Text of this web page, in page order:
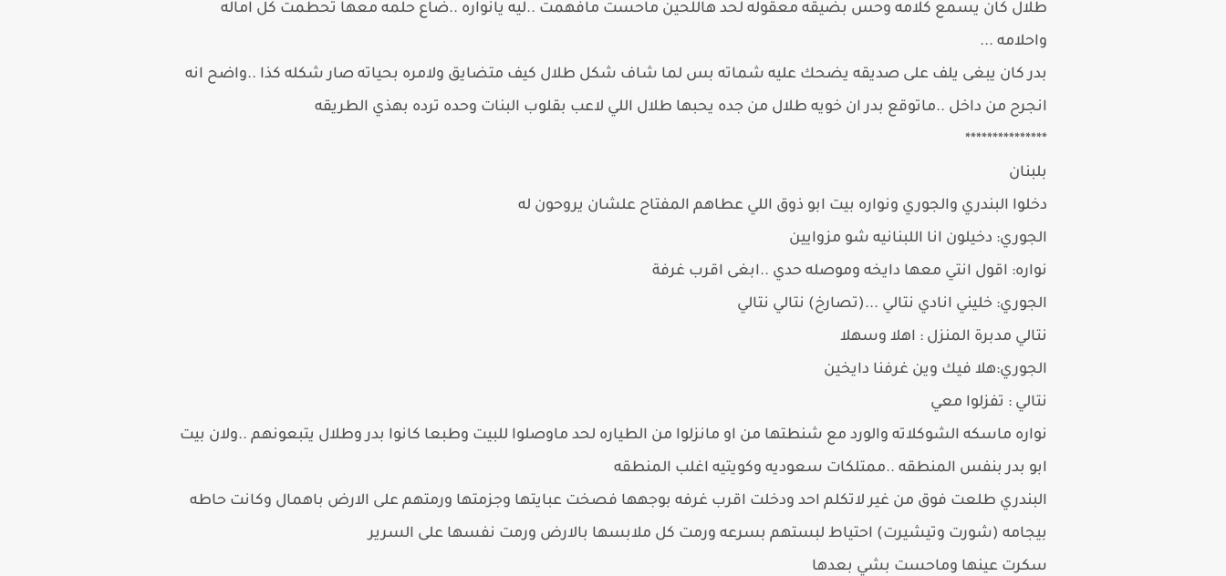
طلال كان يسمع كلامه وحس بضيقه معقوله لحد هاللحين ماحست مافهمت ..ليه يانواره ..ضاع حلمه معها تحطمت كل اماله
واحلامه ...
بدر كان يبغى يلف على صديقه يضحك عليه شماته بس لما شاف شكل طلال كيف متضايق ولامره بحياته صار شكله كذا ..واضح انه
انجرح من داخل ..ماتوقع بدر ان خويه طلال من جده يحبها طلال اللي لاعب بقلوب البنات وحده ترده بهذي الطريقه
***************
بلبنان
دخلوا البندري والجوري ونواره بيت ابو ذوق اللي عطاهم المفتاح علشان يروحون له
الجوري: دخيلون انا اللبنانيه شو مزوايين
نواره: اقول انتي معها دايخه وموصله حدي ..ابغى اقرب غرفة
الجوري: خليني انادي نتالي ...(تصارخ) نتالي نتالي
نتالي مدبرة المنزل : اهلا وسهلا
الجوري:هلا فيك وين غرفنا دايخين
نتالي : تفزلوا معي
نواره ماسكه الشوكلاته والورد مع شنطتها من او مانزلوا من الطياره لحد ماوصلوا للبيت وطبعا كانوا بدر وطلال يتبعونهم ..ولان بيت
ابو بدر بنفس المنطقه ..ممتلكات سعوديه وكويتيه اغلب المنطقه
البندري طلعت فوق من غير لاتكلم احد ودخلت اقرب غرفه بوجهها فصخت عبايتها وجزمتها ورمتهم على الارض باهمال وكانت حاطه
بيجامه (شورت وتيشيرت) احتياط لبستهم بسرعه ورمت كل ملابسها بالارض ورمت نفسها على السرير
سكرت عينها وماحست بشي بعدها